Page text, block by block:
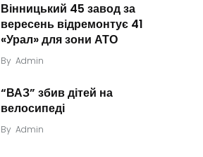
Вінницький 45 завод за
вересень відремонтує 41
«Урал» для зони АТО
By Admin
“ВАЗ” збив дітей на
велосипеді
By Admin